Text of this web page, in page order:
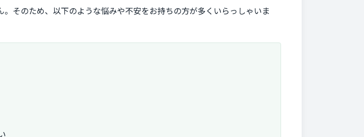
そのため、以下のような悩みや不安をお持ちの方が多くいらっしゃいま